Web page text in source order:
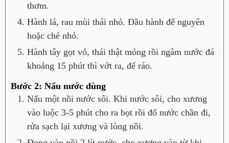
thơm.
Hành lá, rau mùi thái nhỏ. Đầu hành để nguyên
hoặc chẻ nhỏ.
Hành tây gọt vỏ, thái thật mỏng rồi ngâm nước đá
khoảng 15 phút thì vớt ra, để ráo.
Bước 2: Nấu nước dùng
Nấu một nồi nước sôi. Khi nước sôi, cho xương
vào luộc 3-5 phút cho ra bọt rồi đổ nước chần đi,
rửa sạch lại xương và lòng nồi.